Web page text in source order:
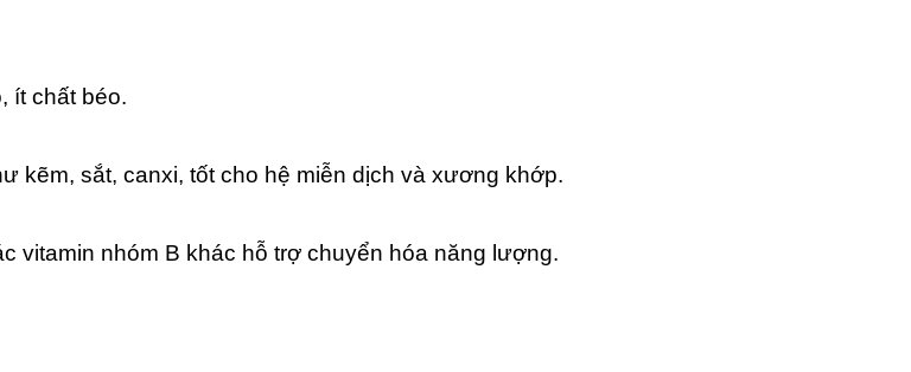
ít chất béo.
kẽm, sắt, canxi, tốt cho hệ miễn dịch và xương khớp.
vitamin nhóm B khác hỗ trợ chuyển hóa năng lượng.